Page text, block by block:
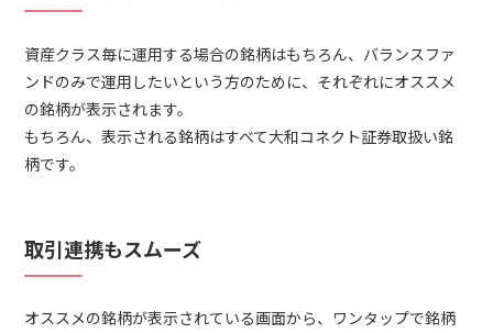
資産クラス毎に運用する場合の銘柄はもちろん、バランスファ
ンドのみで運用したいという方のために、それぞれにオススメ
の銘柄が表示されます。
もちろん、表示される銘柄はすべて大和コネクト証券取扱い銘
柄です。
取引連携もスムーズ
オススメの銘柄が表示されている画面から、ワンタップで銘柄